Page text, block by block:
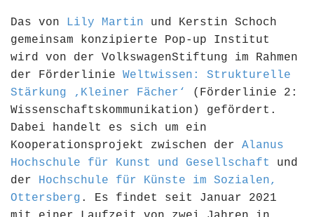
Das von Lily Martin und Kerstin Schoch
gemeinsam konzipierte Pop-up Institut
wird von der VolkswagenStiftung im Rahmen
der Förderlinie Weltwissen: Strukturelle
Stärkung ‚Kleiner Fächer‘
(Förderlinie 2:
Wissenschaftskommunikation) gefördert.
Dabei handelt es sich um ein
Kooperationsprojekt zwischen der Alanus
Hochschule für Kunst und Gesellschaft
und
der Hochschule für Künste im Sozialen,
Ottersberg . Es findet seit Januar 2021